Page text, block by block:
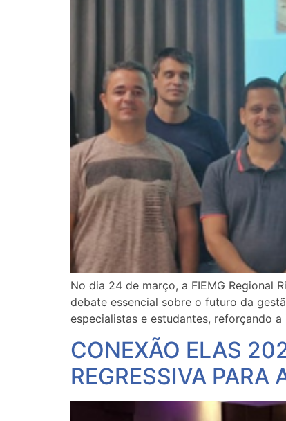
No dia 24 de março, a FIEMG Regional
debate essencial sobre o futuro da
especialistas e estudantes, reforçando
CONEXÃO ELAS
REGRESSIVA PARA